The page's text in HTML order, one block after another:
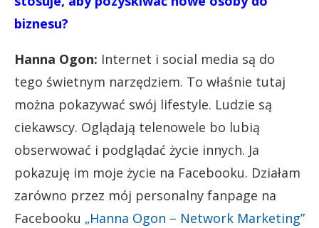
biznesu?
Hanna Ogon: Internet i social media są do
tego świetnym narzędziem. To właśnie tutaj
można pokazywać swój lifestyle. Ludzie są
ciekawscy. Oglądają telenowele bo lubią
obserwować i podglądać życie innych. Ja
pokazuję im moje życie na Facebooku. Działam
zarówno przez mój personalny fanpage na
Facebooku „Hanna Ogon – Network Marketing”